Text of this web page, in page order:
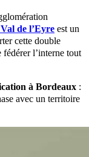
de l’Eyre est un
cette double
fédérer l’interne tout
à Bordeaux :
avec un territoire